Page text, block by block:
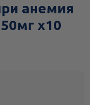
анемия
х10